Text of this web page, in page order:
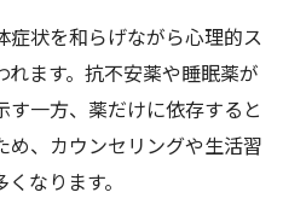
状を和らげながら心理的ス
れます。抗不安薬や睡眠薬が
一方、薬だけに依存すると
、カウンセリングや生活習
なります。